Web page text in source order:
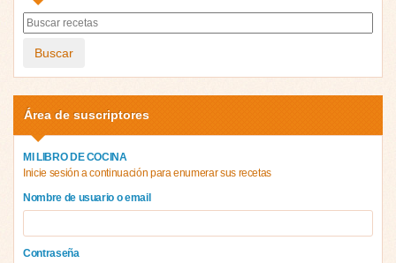
Buscar
Área de suscriptores
MI LIBRO DE COCINA
Inicie sesión a continuación para enumerar sus recetas
Nombre de usuario o email
Contraseña